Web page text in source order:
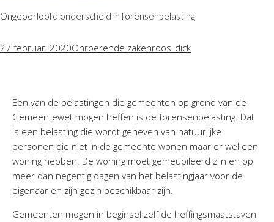
Ongeoorloofd onderscheid in forensenbelasting
27 februari 2020Onroerende zakenroos_dick
Een van de belastingen die gemeenten op grond van de
Gemeentewet mogen heffen is de forensenbelasting. Dat
is een belasting die wordt geheven van natuurlijke
personen die niet in de gemeente wonen maar er wel een
woning hebben. De woning moet gemeubileerd zijn en op
meer dan negentig dagen van het belastingjaar voor de
eigenaar en zijn gezin beschikbaar zijn.
Gemeenten mogen in beginsel zelf de heffingsmaatstaven